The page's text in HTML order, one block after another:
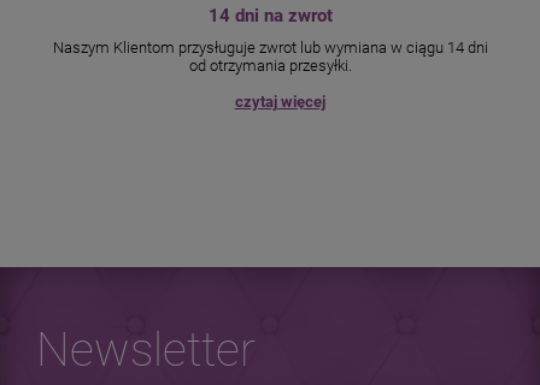
14 dni na zwrot
Naszym Klientom przysługuje zwrot lub wymiana w ciągu 14 dni
od otrzymania przesyłki.
czytaj więcej
Newsletter